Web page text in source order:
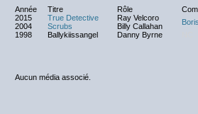
Année Titre Rôle
2015
True Detective Ray Velcoro
2004
Scrubs Billy Callahan
1998
Ballykiissangel Danny Byrne
Aucun média associé.